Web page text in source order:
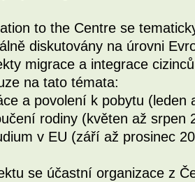
to the Centre se
diskutovány na úrovni
migrace a integrace
na tato témata:
a povolení k pobytu (leden
rodiny (květen až srpen
v EU (září až prosinec
se účastní organizace z